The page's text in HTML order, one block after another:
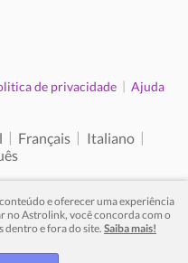
de privacidade | Ajuda
| Français | Italiano |
reservados.
e oferecer uma experiência
no Astrolink, você concorda com o
dentro e fora do site. Saiba mais!